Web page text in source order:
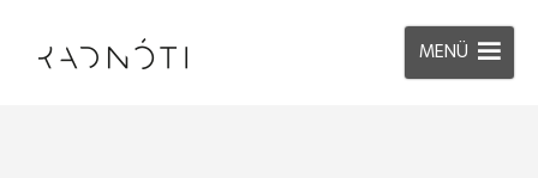
MENÜ